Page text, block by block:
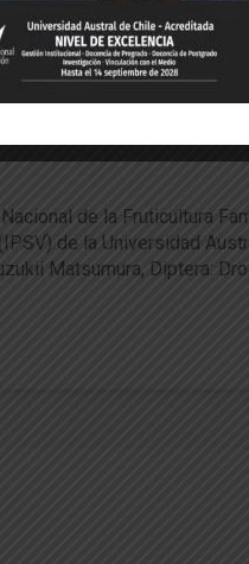
suzukii
de la Fruticultura
de la Universidad
Matsumura, Diptera: